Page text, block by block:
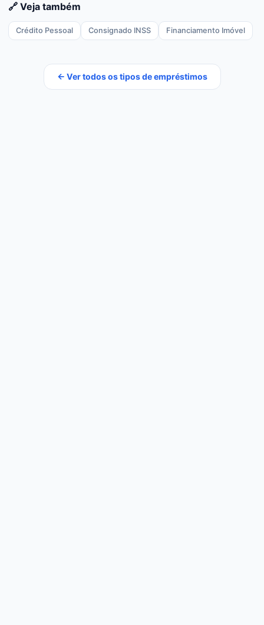
🔗 Veja também
Crédito Pessoal Consignado INSS Financiamento Imóvel
← Ver todos os tipos de empréstimos